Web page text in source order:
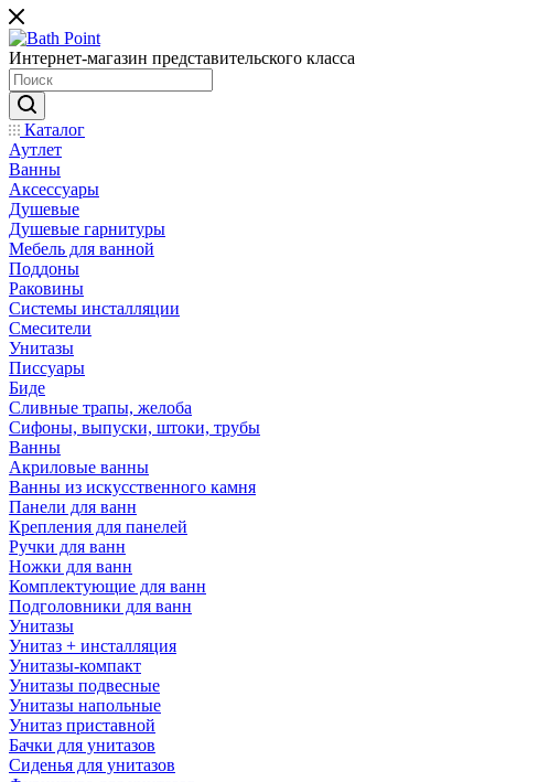
Интернет-магазин представительского класса
Каталог
Аутлет
Ванны
Аксессуары
Душевые
Душевые гарнитуры
Мебель для ванной
Поддоны
Раковины
Системы инсталляции
Смесители
Унитазы
Писсуары
Биде
Сливные трапы, желоба
Сифоны, выпуски, штоки, трубы
Ванны
Акриловые ванны
Ванны из искусственного камня
Панели для ванн
Крепления для панелей
Ручки для ванн
Ножки для ванн
Комплектующие для ванн
Подголовники для ванн
Унитазы
Унитаз + инсталляция
Унитазы-компакт
Унитазы подвесные
Унитазы напольные
Унитаз приставной
Бачки для унитазов
Сиденья для унитазов